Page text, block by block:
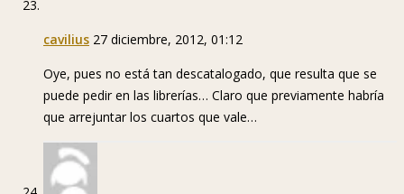
cavilius 27 diciembre, 2012, 01:12
Oye, pues no está tan descatalogado, que resulta que se
puede pedir en las librerías… Claro que previamente habría
que arrejuntar los cuartos que vale…